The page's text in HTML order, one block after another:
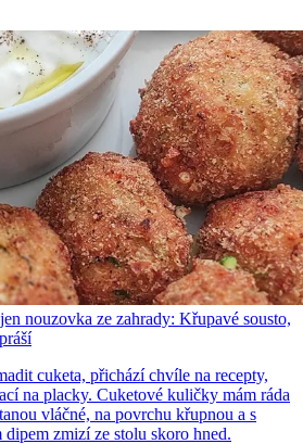
nouzovka ze zahrady: Křupavé sousto,
cuketa, přichází chvíle na recepty,
na placky. Cuketové kuličky mám ráda
vláčné, na povrchu křupnou a s
zmizí ze stolu skoro hned.